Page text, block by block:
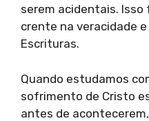
serem acidentais.
crente na veracidade
Escrituras.
Quando estudamos
sofrimento de Cristo
antes de